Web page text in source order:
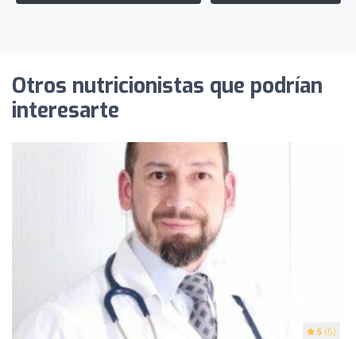
Otros nutricionistas que podrían
interesarte
5 (5)